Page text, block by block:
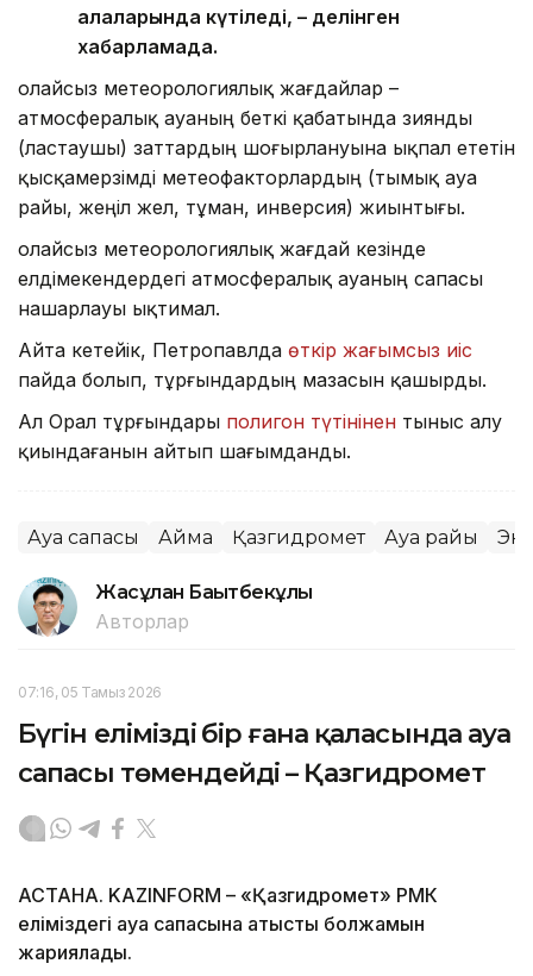
қалаларында күтіледі, – делінген
хабарламада.
Қолайсыз метеорологиялық жағдайлар –
атмосфералық ауаның беткі қабатында зиянды
(ластаушы) заттардың шоғырлануына ықпал ететін
қысқамерзімді метеофакторлардың (тымық ауа
райы, жеңіл жел, тұман, инверсия) жиынтығы.
Қолайсыз метеорологиялық жағдай кезінде
елдімекендердегі атмосфералық ауаның сапасы
нашарлауы ықтимал.
Айта кетейік, Петропавлда өткір жағымсыз иіс
пайда болып, тұрғындардың мазасын қашырды.
Ал Орал тұрғындары полигон түтінінен тыныс алу
қиындағанын айтып шағымданды.
Ауа сапасы Аймақ Қазгидромет Ауа райы
Жасұлан Бақытбекұлы
Авторлар
07:16, 05 Тамыз 2026
Бүгін еліміздің бір ғана қаласында ауа
сапасы төмендейді – Қазгидромет
АСТАНА. KAZINFORM – «Қазгидромет» РМК
еліміздегі ауа сапасына қатысты болжамын
жариялады.